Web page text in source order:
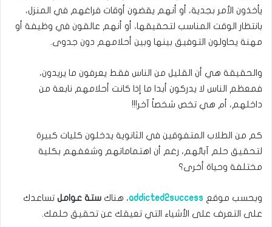
يأخذون الأمر بجدية، أو أنهم يقضون أوقات فراغهم في المنزل،
بانتظار الوقت المناسب لتحقيقها، أو أنهم عالقون في وظيفة أو
مهنة يحاولون التوفيق بينها وبين أحلامهم دون جدوى.
والحقيقة هي أن القليل من الناس فقط يعرفون ما يريدون،
فمعظم الناس لا يدركون أبدا ما إذا كانت أحلامهم نابعة من
داخلهم، أم هي تخص شخصاً آخر!!!
كم من الطلاب المتفوقين في الثانوية يدخلون كليات كبيرة
لتحقيق حلم آبائهم، رغم أن اهتماماتهم وشغفهم بكلية
مختلفة وحياة أخرى؟
وبحسب موقع addicted2success، هناك ستة عوامل تساعدك
على التعرف على الأشياء التي تعيقك عن تحقيق حلمك.